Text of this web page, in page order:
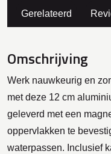
Gerelateerd
Omschrijving
Werk nauwkeurig en
met deze 12 cm
geleverd met een
oppervlakken te
waterpassen. Inclusief